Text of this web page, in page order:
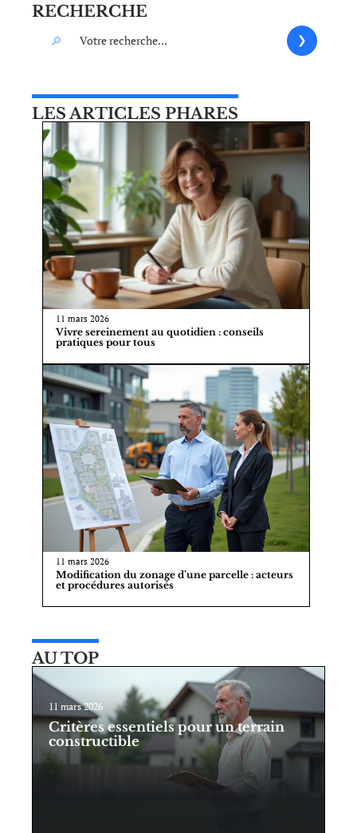
RECHERCHE
LES ARTICLES PHARES
11 mars 2026
Vivre sereinement au quotidien : conseils
pratiques pour tous
11 mars 2026
Modification du zonage d’une parcelle : acteurs
et procédures autorisés
AU TOP
11 mars 2026
Critères essentiels pour un terrain
constructible